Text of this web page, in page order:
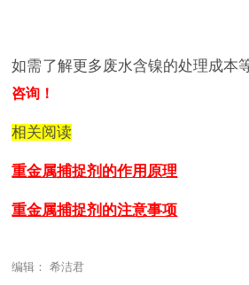
如需了解更多废水含镍的处理成本
咨询！
相关阅读
重金属捕捉剂的作用原理
重金属捕捉剂的注意事项
编辑： 希洁君